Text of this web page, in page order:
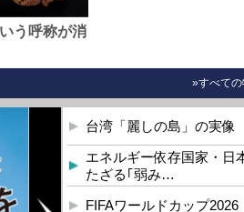
う呼称が消
»すべて
台湾「麗しの島」の実像
エネルギー依存国家・
たざる｢弱み…
FIFAワールドカップ2026